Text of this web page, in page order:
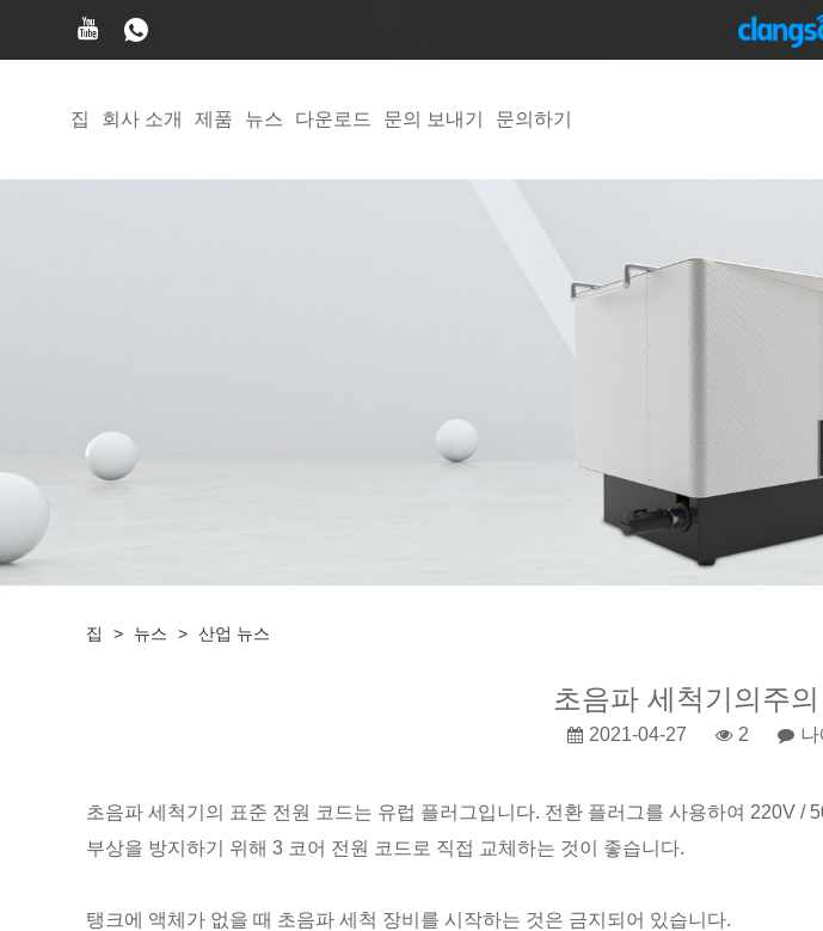
집 회사 소개 제품 뉴스 다운로드 문의 보내기 문의하기
집 > 뉴스 > 산업 뉴스
초음파 세척기의주
2021-04-27 2
초음파 세척기의 표준 전원 코드는 유럽 플러그입니다. 전환 플러그를 사용하여 220V
부상을 방지하기 위해 3 코어 전원 코드로 직접 교체하는 것이 좋습니다.
탱크에 액체가 없을 때 초음파 세척 장비를 시작하는 것은 금지되어 있습니다.